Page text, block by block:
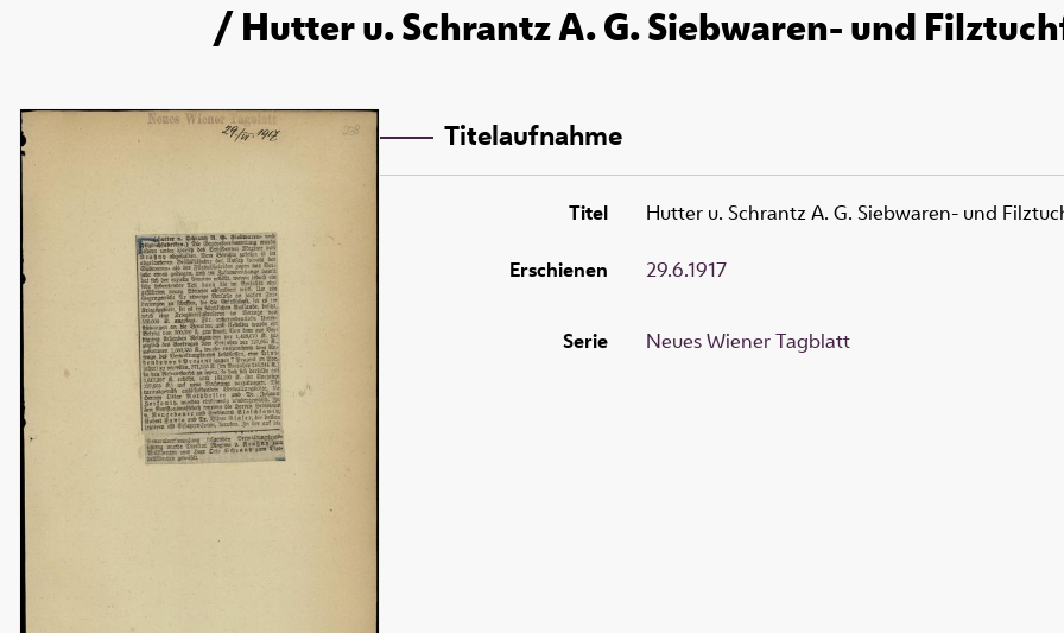
/ Hutter u. Schrantz A. G. Siebwaren- und
Titelaufnahme
Titel Hutter u. Schrantz A. G. Siebwaren- und
Erschienen 29.6.1917
Serie Neues Wiener Tagblatt